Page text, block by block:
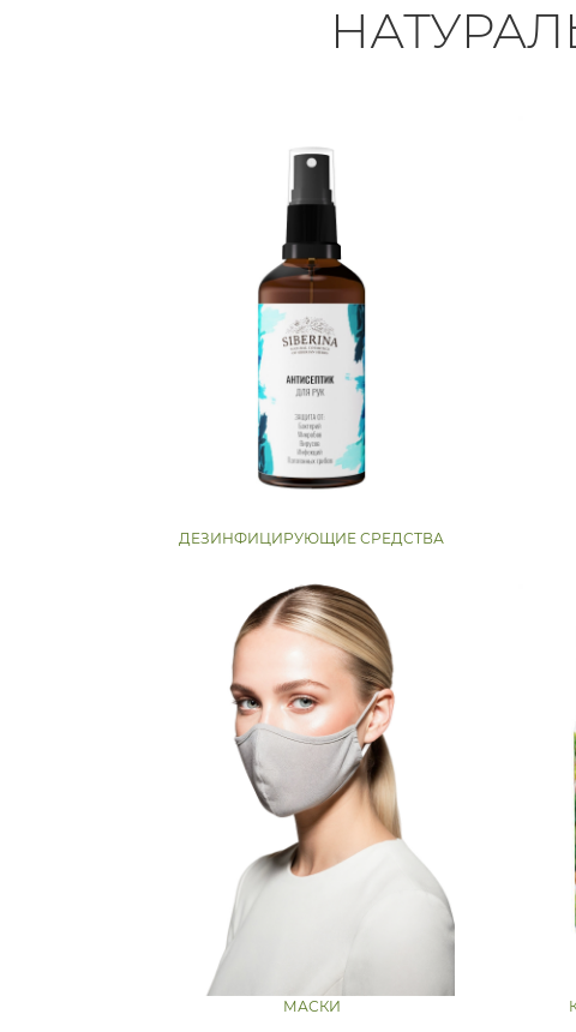
ДЕЗИНФИЦИРУЮЩИЕ СРЕДСТВА
МАСКИ